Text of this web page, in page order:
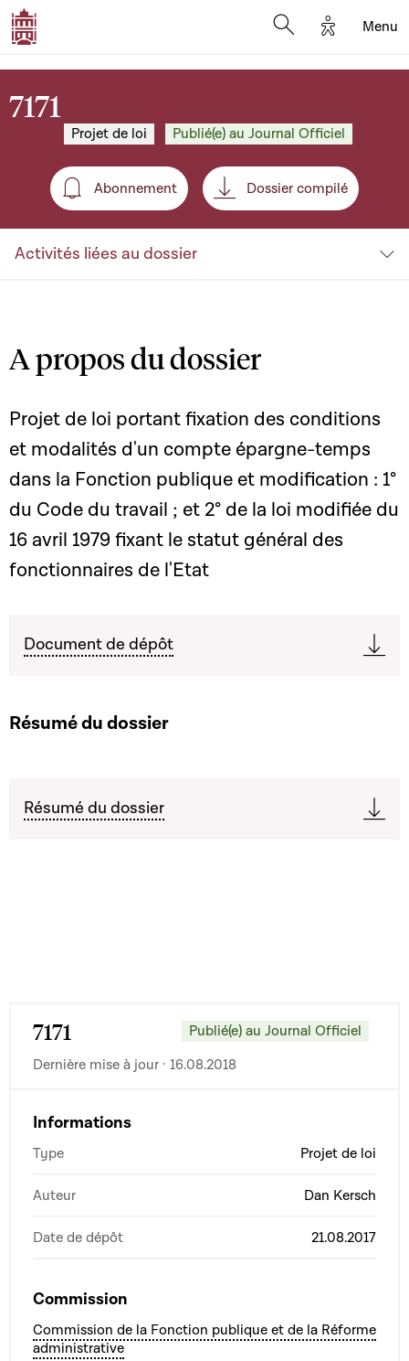
Options
Menu
7171
Projet de loi Publié(e) au Journal Officiel
Abonnement
Abonnement Dossier compilé
Activités liées au dossier
A propos du dossier
Projet de loi portant fixation des conditions
et modalités d'un compte épargne-temps
dans la Fonction publique et modification : 1°
du Code du travail ; et 2° de la loi modifiée du
16 avril 1979 fixant le statut général des
fonctionnaires de l'Etat
Document de dépôt
Résumé du dossier
Résumé du dossier
7171
Publié(e) au Journal Officiel
Dernière mise à jour · 16.08.2018
Informations
Type Projet de loi
Auteur Dan Kersch
Date de dépôt 21.08.2017
Commission
Commission de la Fonction publique et de la Réforme
administrative